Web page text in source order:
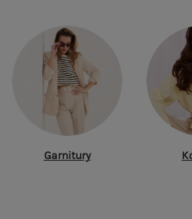
Garnitury